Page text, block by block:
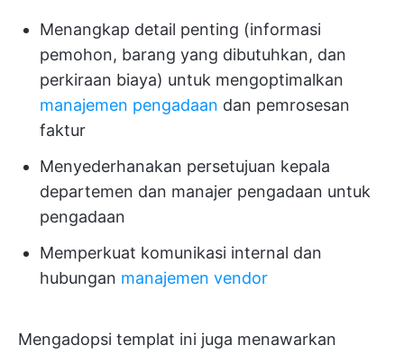
Menangkap detail penting (informasi
pemohon, barang yang dibutuhkan, dan
perkiraan biaya) untuk mengoptimalkan
manajemen pengadaan dan pemrosesan
faktur
Menyederhanakan persetujuan kepala
departemen dan manajer pengadaan untuk
pengadaan
Memperkuat komunikasi internal dan
hubungan manajemen vendor
Mengadopsi templat ini juga menawarkan